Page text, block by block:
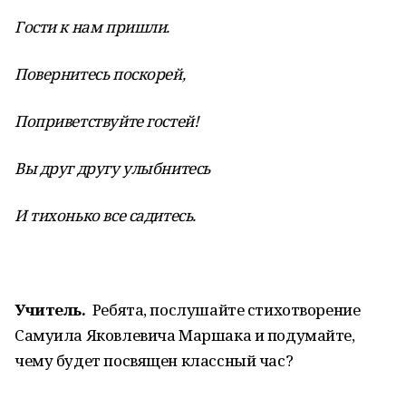
Гости к нам пришли.
Повернитесь поскорей,
Поприветствуйте гостей!
Вы друг другу улыбнитесь
И тихонько все садитесь.
Учитель. Ребята, послушайте стихотворение
Самуила Яковлевича Маршака и подумайте,
чему будет посвящен классный час?